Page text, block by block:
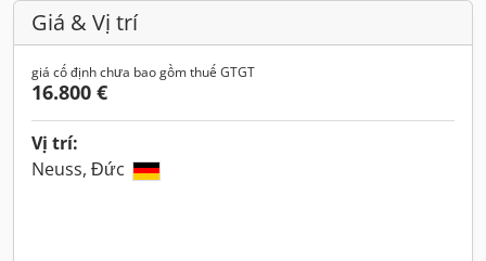
Giá & Vị trí
giá cố định chưa bao gồm thuế GTGT
16.800 €
Vị trí:
Neuss, Đức